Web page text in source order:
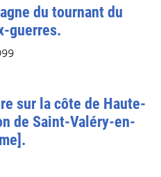
du tournant du
guerres.
sur la côte de Haute-
de Saint-Valéry-en-